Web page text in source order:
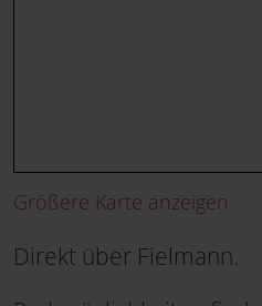
Größere Karte anzeigen
Direkt über Fielmann.